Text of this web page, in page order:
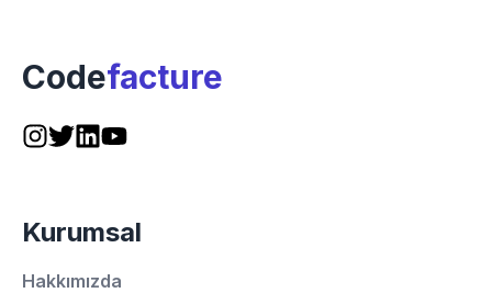
Codefacture
Kurumsal
Hakkımızda